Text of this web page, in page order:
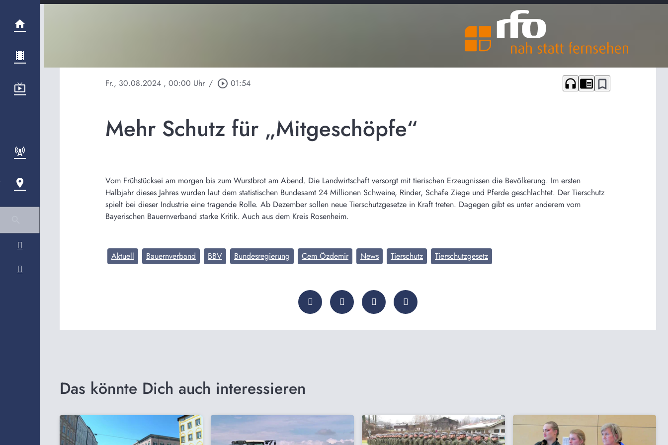
Fr., 30.08.2024 , 00:00 Uhr / play_circle_outline 01:54 headphones chrome_reader_mode bookmark_border
Mehr Schutz für „Mitgeschöpfe“
Vom Frühstücksei am morgen bis zum Wurstbrot am Abend. Die Landwirtschaft versorgt mit tierischen Erzeugnissen die Bevölkerung. Im ersten
Halbjahr dieses Jahres wurden laut dem statistischen Bundesamt 24 Millionen Schweine, Rinder, Schafe Ziege und Pferde geschlachtet. Der Tierschutz
spielt bei dieser Industrie eine tragende Rolle. Ab Dezember sollen neue Tierschutzgesetze in Kraft treten. Dagegen gibt es unter anderem vom
Bayerischen Bauernverband starke Kritik. Auch aus dem Kreis Rosenheim.
Aktuell Bauernverband BBV Bundesregierung Cem Özdemir News Tierschutz Tierschutzgesetz
Das könnte Dich auch interessieren